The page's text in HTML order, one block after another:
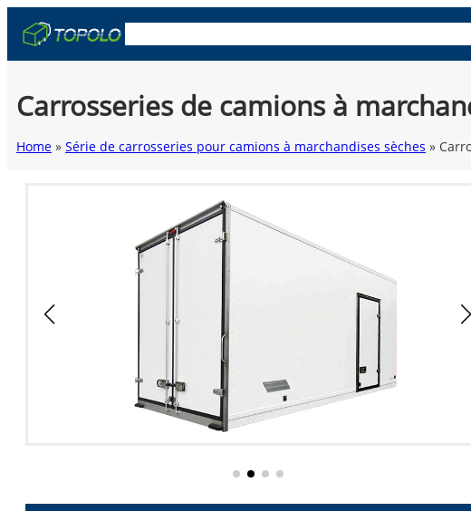
Carrosseries de camions à
Home » Série de carrosseries pour camions à marchandises sèches »